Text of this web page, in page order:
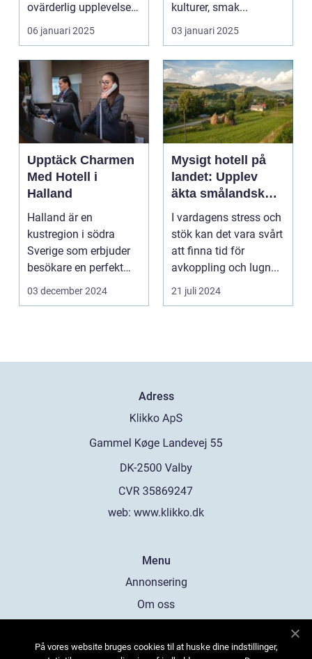
ovärderlig upplevelse
för föret...
06 januari 2025
kulturer, smak...
03 januari 2025
Upptäck Charmen
Med Hotell i
Halland
Halland är en
kustregion i södra
Sverige som erbjuder
besökare en perfekt
blandning a...
03 december 2024
Mysigt hotell på
landet: Upplev
äkta smålandsk
charm på
smålandstorpet
I vardagens stress och
stök kan det vara svårt
att finna tid för
avkoppling och lugn...
21 juli 2024
Adress
web: www.klikko.dk
Menu
Annonsering
Om oss
Kontakta oss
På vores website bruges cookies til at huske dine indstillinger,